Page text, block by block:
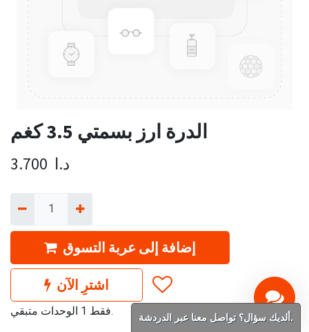
الدرة ارز بسمتي 3.5 كغم
3.700 د.ا
إضافة إلى عربة التسوق
اشترِ الآن
فقط 1 الوحدات متبقي.
ألديك سؤال؟ تواصل معنا عبر الدردشة.